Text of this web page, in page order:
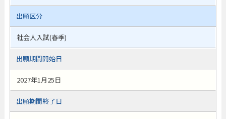
出願区分
社会人入試(春季)
出願期間開始日
2027年1月25日
出願期間終了日